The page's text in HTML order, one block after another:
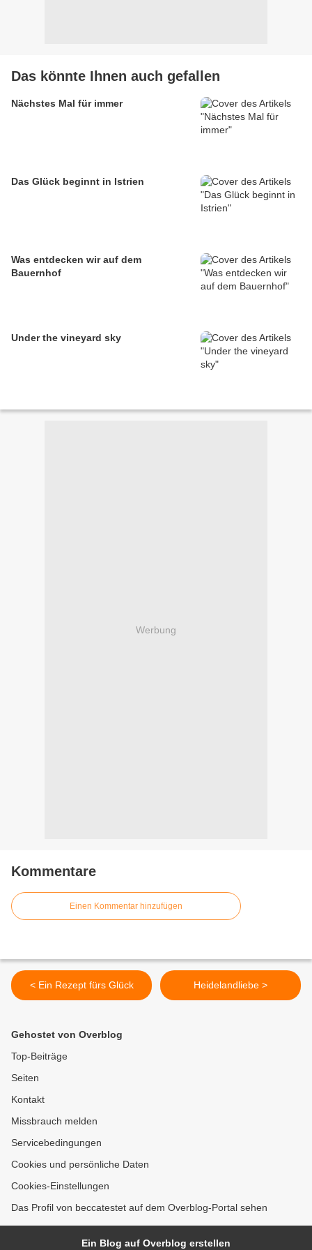
Das könnte Ihnen auch gefallen
Nächstes Mal für immer
Das Glück beginnt in Istrien
Was entdecken wir auf dem
Bauernhof
Under the vineyard sky
Werbung
Kommentare
Einen Kommentar hinzufügen
< Ein Rezept fürs Glück Heidelandliebe >
Gehostet von Overblog
Top-Beiträge
Seiten
Kontakt
Missbrauch melden
Servicebedingungen
Cookies und persönliche Daten
Cookies-Einstellungen
Das Profil von beccatestet auf dem Overblog-Portal sehen
Ein Blog auf Overblog erstellen